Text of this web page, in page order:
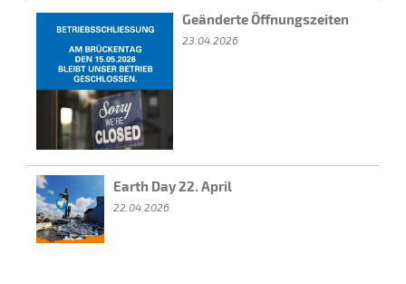
Geänderte Öffnungszeiten
23.04.2026
Earth Day 22. April
22.04.2026